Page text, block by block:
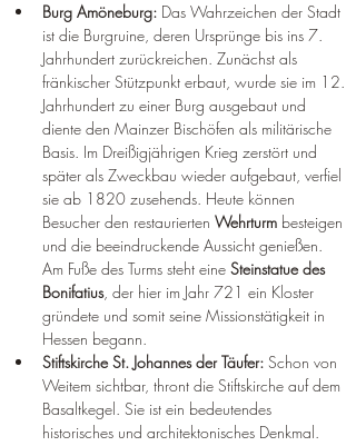
Burg Amöneburg: Das Wahrzeichen der Stadt
ist die Burgruine, deren Ursprünge bis ins 7.
Jahrhundert zurückreichen. Zunächst als
fränkischer Stützpunkt erbaut, wurde sie im 12.
Jahrhundert zu einer Burg ausgebaut und
diente den Mainzer Bischöfen als militärische
Basis. Im Dreißigjährigen Krieg zerstört und
später als Zweckbau wieder aufgebaut, verfiel
sie ab 1820 zusehends. Heute können
Besucher den restaurierten Wehrturm besteigen
und die beeindruckende Aussicht genießen.
Am Fuße des Turms steht eine Steinstatue des
Bonifatius, der hier im Jahr 721 ein Kloster
gründete und somit seine Missionstätigkeit in
Hessen begann.
Stiftskirche St. Johannes der Täufer: Schon von
Weitem sichtbar, thront die Stiftskirche auf dem
Basaltkegel. Sie ist ein bedeutendes
historisches und architektonisches Denkmal.